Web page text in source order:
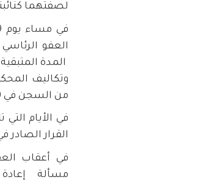
لصفتهما
العفو
المدة
وتكاليف
من السجن في 10 يوليو 2026.
في الأيام
القرار الصادر
في أعقاب
مسألة